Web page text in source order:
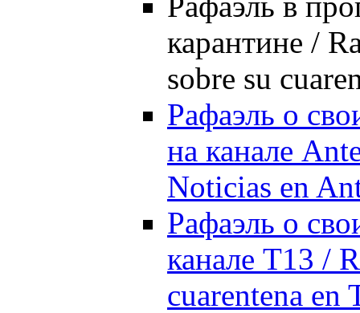
карантине /
sobre su
Рафаэль о
на канале
Noticias en
Рафаэль о
канале T13 /
cuarentena